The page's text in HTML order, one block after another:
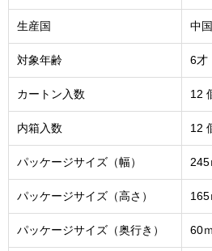
生産国 中国
対象年齢 6才
カートン入数 12
内箱入数 12
パッケージサイズ（幅） 245
パッケージサイズ（高さ） 165
パッケージサイズ（奥行き） 60